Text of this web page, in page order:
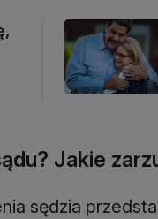
Jakie
sędzia